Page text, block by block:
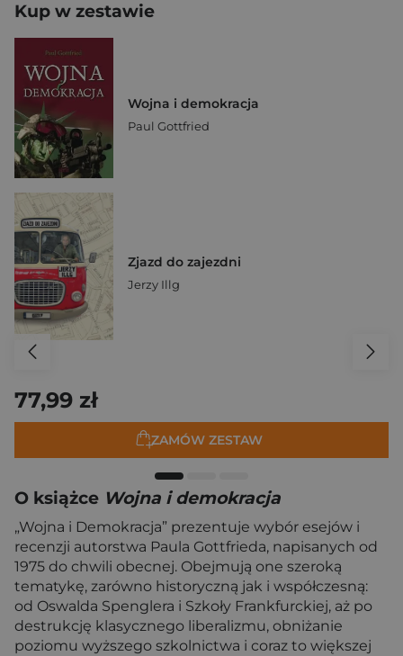
Kup w zestawie
Wojna i demokracja
Paul Gottfried
Zjazd do zajezdni
Jerzy Illg
77,99 zł
ZAMÓW ZESTAW
O książce Wojna i demokracja
„Wojna i Demokracja” prezentuje wybór esejów i
recenzji autorstwa Paula Gottfrieda, napisanych od
1975 do chwili obecnej. Obejmują one szeroką
tematykę, zarówno historyczną jak i współczesną:
od Oswalda Spenglera i Szkoły Frankfurckiej, aż po
destrukcję klasycznego liberalizmu, obniżanie
poziomu wyższego szkolnictwa i coraz to większej